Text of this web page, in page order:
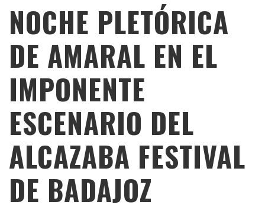
NOCHE PLETÓRICA
DE AMARAL EN EL
IMPONENTE
ESCENARIO DEL
ALCAZABA FESTIVAL
DE BADAJOZ